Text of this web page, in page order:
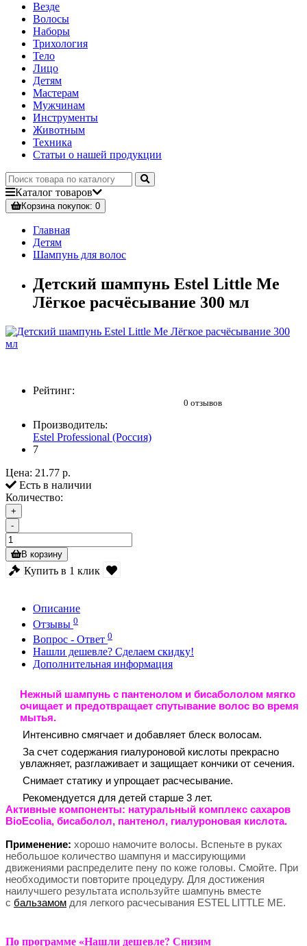
Везде
Волосы
Наборы
Трихология
Тело
Лицо
Детям
Мастерам
Мужчинам
Инструменты
Животным
Техника
Статьи о нашей продукции
Каталог товаров
Корзинапокупок: 0
Главная
Детям
Шампунь для волос
Детский шампунь Estel Little Me
Лёгкое расчёсывание 300 мл
Рейтинг:
0 отзывов
Производитель:
Estel Professional (Россия)
7
Цена: 21.77 р.
Есть в наличии
Количество:
+
-
В корзину
Купить в 1 клик
Описание
Отзывы 0
Вопрос - Ответ 0
Нашли дешевле? Сделаем скидку!
Дополнительная информация
Нежный шампунь с пантенолом и бисабололом мягко
очищает и предотвращает спутывание волос во время
мытья.
Интенсивно смягчает и добавляет блеск волосам.
За счет содержания гиалуроновой кислоты прекрасно
увлажняет, разглаживает и защищает кончики от сечения.
Снимает статику и упрощает расчесывание.
Рекомендуется для детей старше 3 лет.
Активные компоненты: натуральный комплекс сахаров
BioEcolia, бисаболол, пантенол, гиалуроновая кислота.
Применение: хорошо намочите волосы. Вспеньте в руках
небольшое количество шампуня и массирующими
движениями распределите пену по коже головы. Смойте. При
необходимости повторите процедуру. Для достижения
наилучшего результата используйте шампунь вместе
с бальзамом для легкого расчесывания ESTEL LITTLE ME.
По программе «Нашли дешевле? Снизим